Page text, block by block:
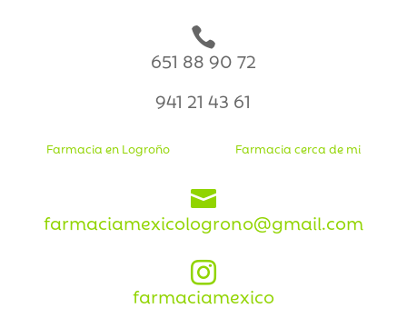

651 88 90 72
941 21 43 61
Farmacia en Logroño Farmacia cerca de mi

farmaciamexicologrono@gmail.com

farmaciamexico